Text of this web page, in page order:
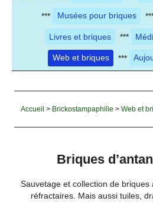
*** Musées pour briques
Livres et briques ***
Web et briques ***
Accueil > Brickostampaphilie > Web et
Briques
Sauvetage et collection de briques
réfractaires. Mais aussi tuiles,